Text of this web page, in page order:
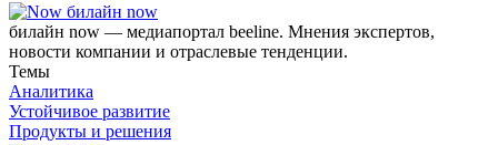
билайн now
билайн now — медиапортал beeline. Мнения экспертов,
новости компании и отраслевые тенденции.
Темы
Аналитика
Устойчивое развитие
Продукты и решения